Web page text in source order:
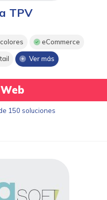
TPV
eCommerce
Ver más
150 soluciones